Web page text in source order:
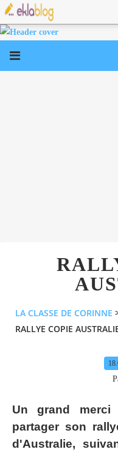
LA CLASSE DE CORINNE
RALLYE COPIE
Un grand
partager son
d'Australie,